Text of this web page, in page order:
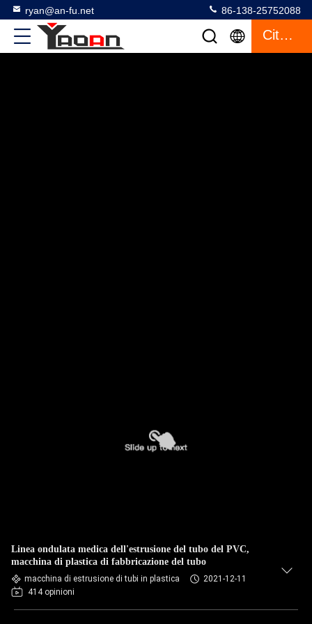
ryan@an-fu.net 86-138-25752088
Citazione
Linea ondulata medica dell'estrusione del tubo del PVC,
macchina di plastica di fabbricazione del tubo
macchina di estrusione di tubi in plastica
2021-12-11
414 opinioni